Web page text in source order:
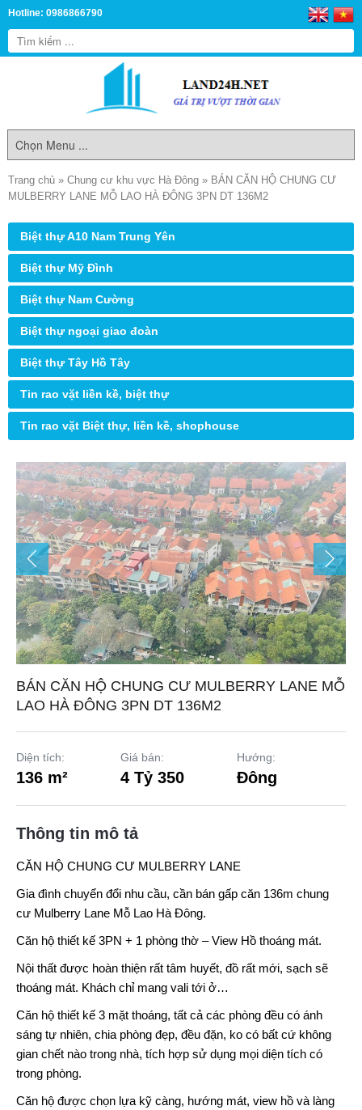
Hotline: 0986866790
Trang chủ » Chung cư khu vực Hà Đông » BÁN CĂN HỘ CHUNG CƯ
MULBERRY LANE MỖ LAO HÀ ĐÔNG 3PN DT 136M2
Biệt thự A10 Nam Trung Yên
Biệt thự Mỹ Đình
Biệt thự Nam Cường
Biệt thự ngoại giao đoàn
Biệt thự Tây Hồ Tây
Tin rao vặt liền kề, biệt thự
Tin rao vặt Biệt thự, liền kề, shophouse
BÁN CĂN HỘ CHUNG CƯ MULBERRY LANE MỖ
LAO HÀ ĐÔNG 3PN DT 136M2
Diện tích:
136 m²
Giá bán:
4 Tỷ 350
Hướng:
Đông
Thông tin mô tả
CĂN HỘ CHUNG CƯ MULBERRY LANE
Gia đình chuyển đổi nhu cầu, cần bán gấp căn 136m chung
cư Mulberry Lane Mỗ Lao Hà Đông.
Căn hộ thiết kế 3PN + 1 phòng thờ – View Hồ thoáng mát.
Nội thất được hoàn thiện rất tâm huyết, đồ rất mới, sạch sẽ
thoáng mát. Khách chỉ mang vali tới ở…
Căn hộ thiết kế 3 mặt thoáng, tất cả các phòng đều có ánh
sáng tự nhiên, chia phòng đẹp, đều đặn, ko có bất cứ không
gian chết nào trong nhà, tích hợp sử dụng mọi diện tích có
trong phòng.
Căn hộ được chọn lựa kỹ càng, hướng mát, view hồ và làng